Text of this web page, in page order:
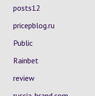
posts12
pricepblog.ru
Public
Rainbet
review